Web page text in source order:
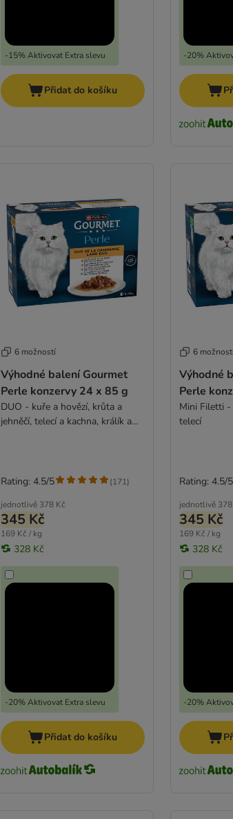
-15% Aktivovat Extra slevu
Přidat do košíku
-20%
6 možností
Výhodné balení Gourmet
Perle konzervy 24 x 85 g
DUO - kuře a hovězí, krůta a
jehněčí, telecí a kachna, králík a
jednotlivě 378 Kč
345 Kč
169 Kč / kg
328 Kč
-20% Aktivovat Extra slevu
Rating: 4.5/5 (171)
Přidat do košíku
6
Výhodné
Perle
Mini Filetti -
telecí
jednotlivě
345 Kč
169 Kč / kg
328 Kč
-20%
Rating: 4.5/5